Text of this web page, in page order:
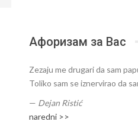
Афоризам за Вас
Zezaju me drugari da sam
Toliko sam se iznervirao da
— Dejan Ristić
naredni >>